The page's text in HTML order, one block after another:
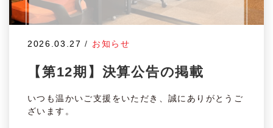
2026.03.27 / お知らせ
【第12期】決算公告の掲載
いつも温かいご支援をいただき、誠にありがとうご
ざいます。